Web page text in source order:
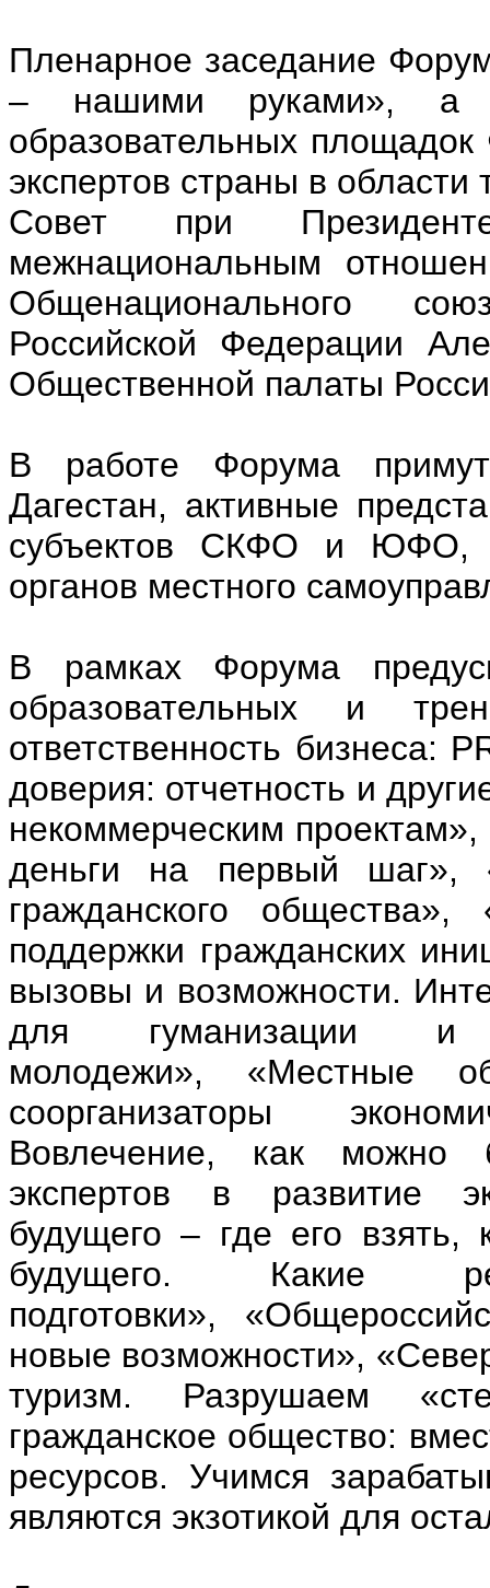
Пленарное заседание
– нашими руками», а
образовательных
экспертов страны в области
Совет при
межнациональным
Общенационального
Российской Федерации
Общественной палаты
В работе Форума примут
Дагестан, активные
субъектов СКФО и ЮФО,
органов местного
В рамках Форума
образовательных и
ответственность бизнеса:
доверия: отчетность и
некоммерческим
деньги на первый шаг»,
гражданского
поддержки гражданских
вызовы и возможности.
для гуманизации и
молодежи», «Местные
соорганизаторы
Вовлечение, как можно
экспертов в развитие
будущего – где его взять,
будущего. Какие
подготовки»,
новые возможности»,
туризм. Разрушаем
гражданское общество:
ресурсов. Учимся
являются экзотикой для